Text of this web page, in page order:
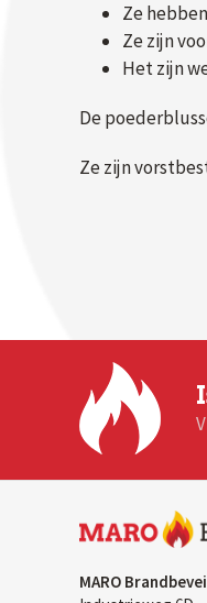
Ze
Ze zijn
Het zijn
De
Ze zijn
MARO